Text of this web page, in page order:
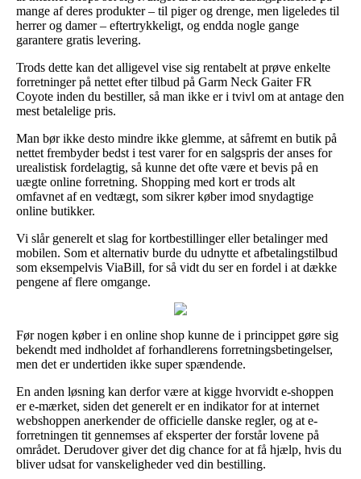
mange af deres produkter – til piger og drenge, men ligeledes til
herrer og damer – eftertrykkeligt, og endda nogle gange
garantere gratis levering.
Trods dette kan det alligevel vise sig rentabelt at prøve enkelte
forretninger på nettet efter tilbud på Garm Neck Gaiter FR
Coyote inden du bestiller, så man ikke er i tvivl om at antage den
mest betalelige pris.
Man bør ikke desto mindre ikke glemme, at såfremt en butik på
nettet frembyder bedst i test varer for en salgspris der anses for
urealistisk fordelagtig, så kunne det ofte være et bevis på en
uægte online forretning. Shopping med kort er trods alt
omfavnet af en vedtægt, som sikrer køber imod snydagtige
online butikker.
Vi slår generelt et slag for kortbestillinger eller betalinger med
mobilen. Som et alternativ burde du udnytte et afbetalingstilbud
som eksempelvis ViaBill, for så vidt du ser en fordel i at dække
pengene af flere omgange.
Før nogen køber i en online shop kunne de i princippet gøre sig
bekendt med indholdet af forhandlerens forretningsbetingelser,
men det er undertiden ikke super spændende.
En anden løsning kan derfor være at kigge hvorvidt e-shoppen
er e-mærket, siden det generelt er en indikator for at internet
webshoppen anerkender de officielle danske regler, og at e-
forretningen tit gennemses af eksperter der forstår lovene på
området. Derudover giver det dig chance for at få hjælp, hvis du
bliver udsat for vanskeligheder ved din bestilling.